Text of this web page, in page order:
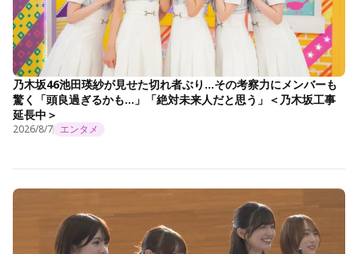
乃木坂46池田瑛紗が見せた切れ者ぶり…その考察力にメンバーも
驚く「頭良過ぎるかも…」「絶対未来人だと思う」＜乃木坂工事
延長中＞
2026/8/7 エンタメ